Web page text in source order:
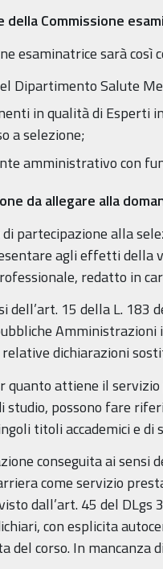
della Commissione
esaminatrice sarà così
Dipartimento Salute
in qualità di Esperti
a selezione;
amministrativo con
da allegare alla
partecipazione alla
agli effetti della
redatto in
dell’art. 15 della L.
dichiarazioni
quanto attiene il
studio, possono fare
titoli accademici e
conseguita ai
come servizio
dall’art. 45 del
con esplicita
del corso. In